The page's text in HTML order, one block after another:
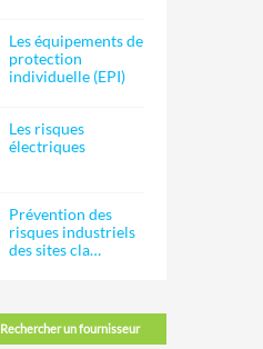
Les équipements de
protection
individuelle (EPI)
Les risques
électriques
Prévention des
risques industriels
des sites cla…
Rechercher un fournisseur